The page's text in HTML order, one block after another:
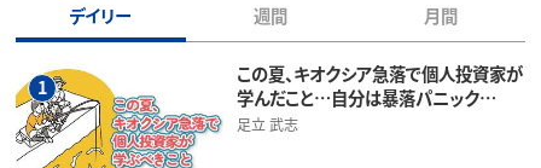
デイリー 週間 月間
1
この夏、キオクシア急落で個人投資家が
学んだこと…自分は暴落パニック…
足立 武志